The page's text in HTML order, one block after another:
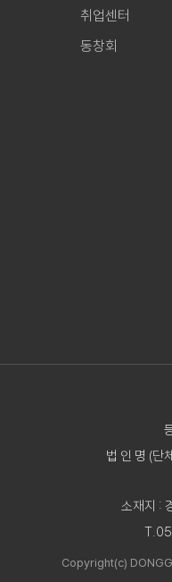
취업센터
동창회
법 인 명 (단
소재지 :
Copyright(c)